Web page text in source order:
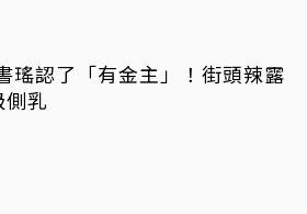
瑤認了「有金主」！街頭辣露
側乳